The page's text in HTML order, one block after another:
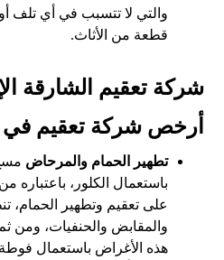
والتي لا تتسبب في أي تلف
قطعة من الأثاث.
شركة تعقيم الشارقة
أرخص شركة تعقيم في
تطهير الحمام والمرحاض
باستعمال الكلور، باعتباره
على تعقيم وتطهير
والمقابض والحنفيات، ومن
هذه الأغراض باستعمال